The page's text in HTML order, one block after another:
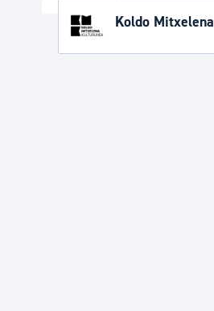
Koldo Mitxelena